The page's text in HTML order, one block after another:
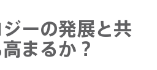
ーの発展と共
まるか？